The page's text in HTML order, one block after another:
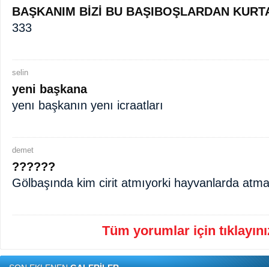
BAŞKANIM BİZİ BU BAŞIBOŞLARDAN
333
selin
yeni başkana
yenı başkanın yenı icraatları
demet
??????
Gölbaşında kim cirit atmıyorki hayvanlarda
Tüm yorumlar için